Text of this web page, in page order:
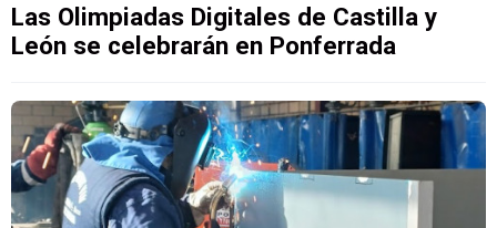
Las Olimpiadas Digitales de Castilla y
León se celebrarán en Ponferrada